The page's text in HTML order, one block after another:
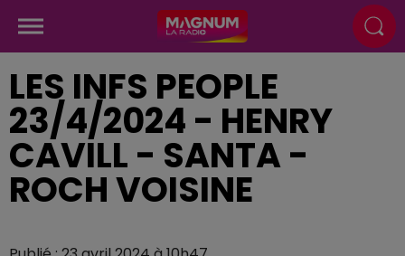
LES INFS PEOPLE
23/4/2024 - HENRY
CAVILL - SANTA -
ROCH VOISINE